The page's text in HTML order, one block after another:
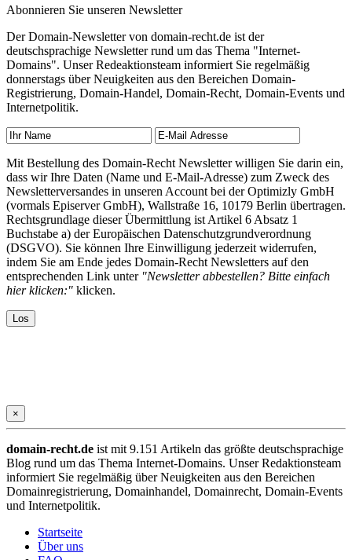
Abonnieren Sie unseren Newsletter
Der Domain-Newsletter von domain-recht.de ist der
deutschsprachige Newsletter rund um das Thema "Internet-
Domains". Unser Redeaktionsteam informiert Sie regelmäßig
donnerstags über Neuigkeiten aus den Bereichen Domain-
Registrierung, Domain-Handel, Domain-Recht, Domain-Events und
Internetpolitik.
Mit Bestellung des Domain-Recht Newsletter willigen Sie darin ein,
dass wir Ihre Daten (Name und E-Mail-Adresse) zum Zweck des
Newsletterversandes in unseren Account bei der Optimizly GmbH
(vormals Episerver GmbH), Wallstraße 16, 10179 Berlin übertragen.
Rechtsgrundlage dieser Übermittlung ist Artikel 6 Absatz 1
Buchstabe a) der Europäischen Datenschutzgrundverordnung
(DSGVO). Sie können Ihre Einwilligung jederzeit widerrufen,
indem Sie am Ende jedes Domain-Recht Newsletters auf den
entsprechenden Link unter "Newsletter abbestellen? Bitte einfach
hier klicken:" klicken.
×
domain-recht.de ist mit 9.151 Artikeln das größte deutschsprachige
Blog rund um das Thema Internet-Domains. Unser Redaktionsteam
informiert Sie regelmäßig über Neuigkeiten aus den Bereichen
Domainregistrierung, Domainhandel, Domainrecht, Domain-Events
und Internetpolitik.
Startseite
Über uns